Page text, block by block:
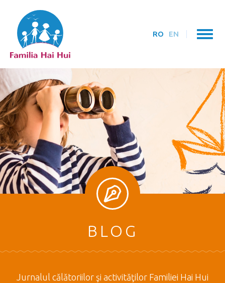
RO EN
BLOG
Jurnalul călătoriilor şi activităţilor Familiei Hai Hui